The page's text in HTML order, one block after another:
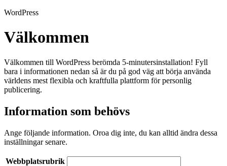
WordPress
Välkommen
Välkommen till WordPress berömda 5-minutersinstallation! Fyll
bara i informationen nedan så är du på god väg att börja använda
världens mest flexibla och kraftfulla plattform för personlig
publicering.
Information som behövs
Ange följande information. Oroa dig inte, du kan alltid ändra dessa
inställningar senare.
Webbplatsrubrik